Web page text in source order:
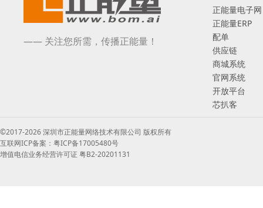
—— 关注您所需，传播正能量！
正能量电子网
正能量ERP
配单
供应链
商城系统
官网系统
开放平台
芯扒客
©2017-2026 深圳市正能量网络技术有限公司 版权所有
互联网ICP备案：粤ICP备17005480号
增值电信业务经营许可证 粤B2-20201131